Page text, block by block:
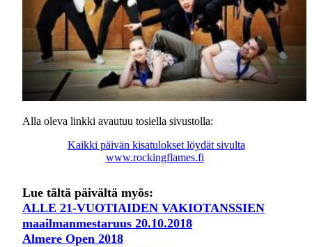
Alla oleva linkki avautuu tosiella sivustolla:
Kaikki päivän kisatulokset löydät sivulta
www.rockingflames.fi
Lue tältä päivältä myös:
ALLE 21-VUOTIAIDEN VAKIOTANSSIEN
maailmanmestaruus 20.10.2018
Almere Open 2018